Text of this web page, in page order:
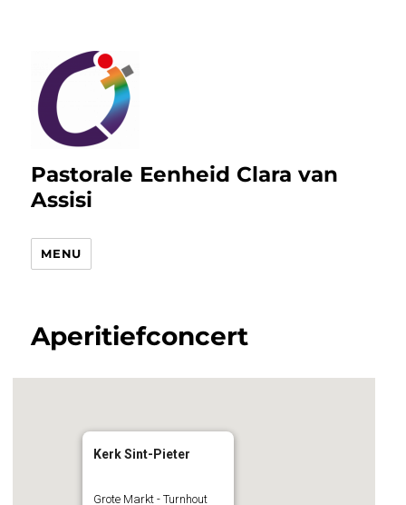
Pastorale Eenheid Clara van
Assisi
MENU
Aperitiefconcert
Kerk Sint-Pieter
Grote Markt - Turnhout